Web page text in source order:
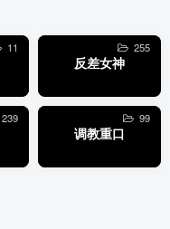
11
反差女神
255
239
调教重口
99